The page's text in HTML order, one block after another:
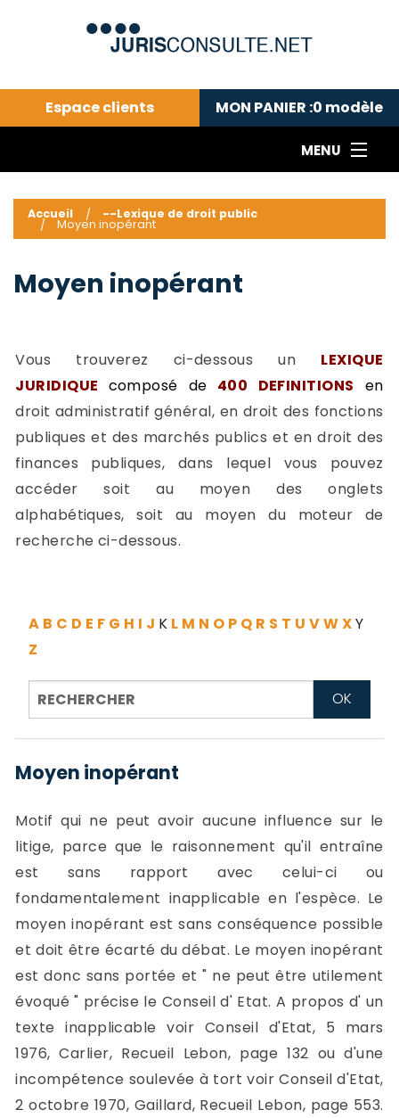
Espace clients MON PANIER :0 modèle
MENU
---Actualités du droit public---
Droit pénal---
Abonnement aux actualités
Accueil --Lexique de droit public
Moyen inopérant
Moyen inopérant
Vous trouverez ci-dessous un LEXIQUE
JURIDIQUE composé de 400 DEFINITIONS
en
droit administratif général, en droit des fonctions
publiques et des marchés publics et en droit des
finances publiques, dans lequel vous pouvez
accéder soit au moyen des onglets
alphabétiques, soit au moyen du moteur de
recherche ci-dessous.
A B C D E F G H I J K L M N O P Q R S T U VWXY
Z
Moyen inopérant
Motif qui ne peut avoir aucune influence sur le
litige, parce que le raisonnement qu'il entraîne
est sans rapport avec celui-ci ou
fondamentalement inapplicable en l'espèce. Le
moyen inopérant est sans conséquence possible
et doit être écarté du débat. Le moyen inopérant
est donc sans portée et " ne peut être utilement
évoqué " précise le Conseil d' Etat. A propos d' un
texte inapplicable voir Conseil d'Etat, 5 mars
1976, Carlier, Recueil Lebon, page 132 ou d'une
incompétence soulevée à tort voir Conseil d'Etat,
2 octobre 1970, Gaillard, Recueil Lebon, page 553.